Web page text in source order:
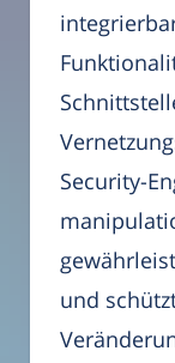
Security-
und